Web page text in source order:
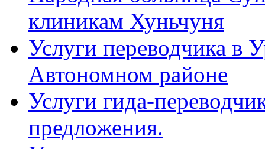
клиникам Хуньчуня
Услуги переводчика в
Автономном районе
Услуги гида-
предложения.